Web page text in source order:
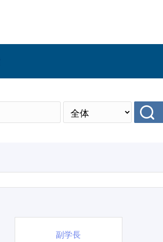
副学長